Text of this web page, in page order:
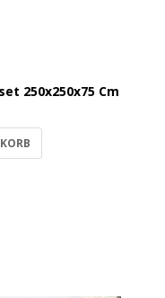
250x250x75 Cm